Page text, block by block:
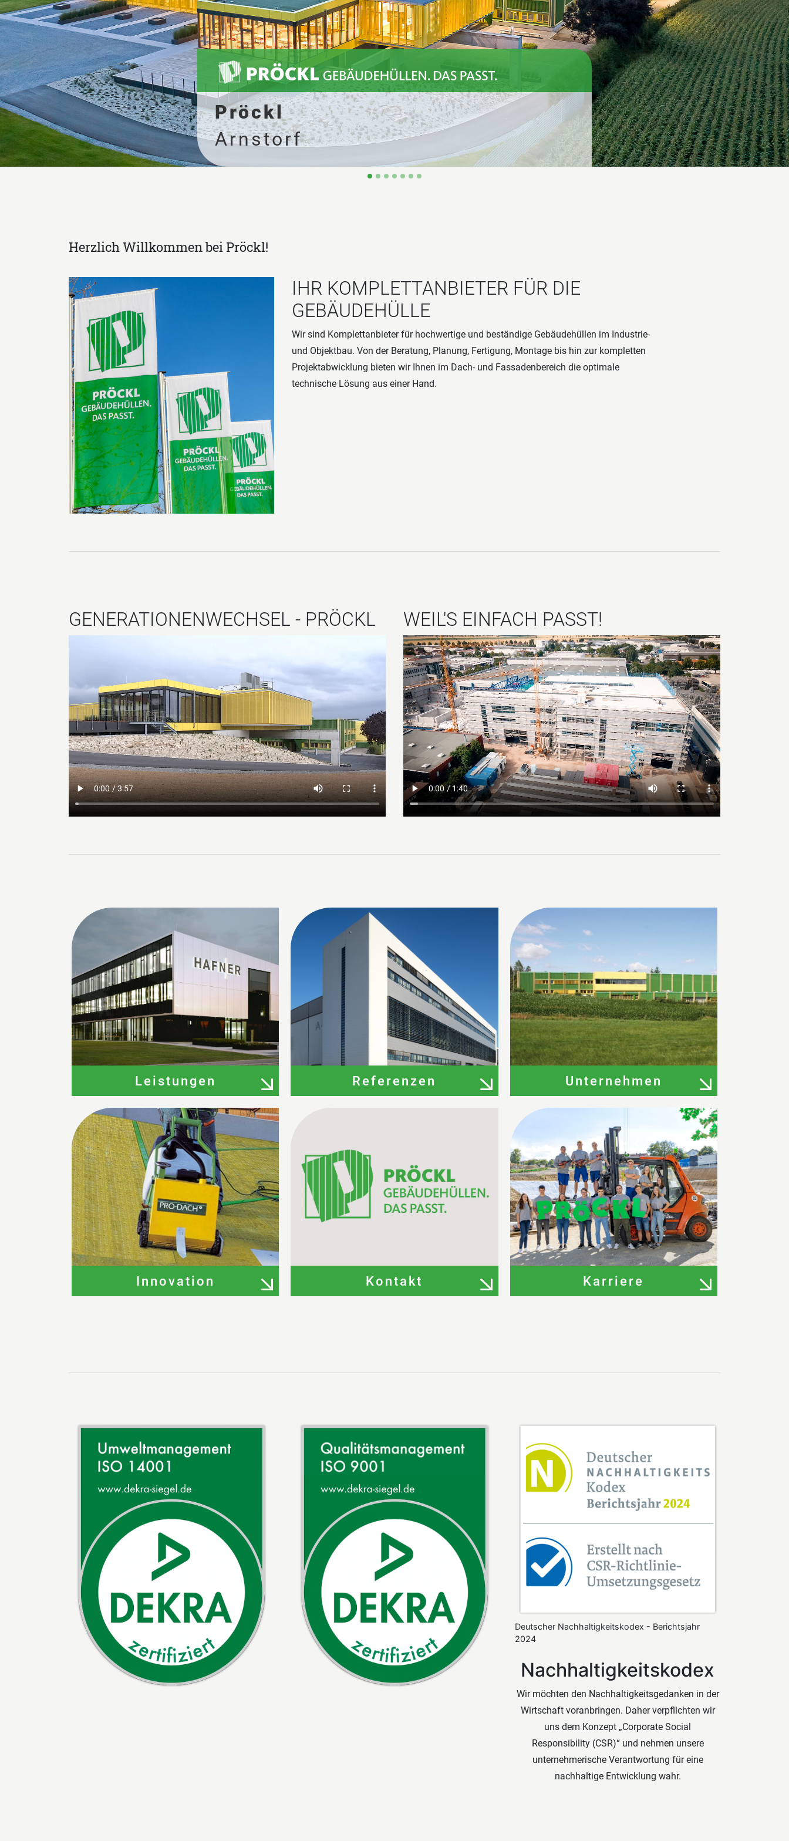
Flottweg
Vilsbiburg
Herzlich Willkommen bei Pröckl!
IHR KOMPLETTANBIETER FÜR DIE
GEBÄUDEHÜLLE
Wir sind Komplettanbieter für hochwertige und beständige Gebäudehüllen im Industrie-
und Objektbau. Von der Beratung, Planung, Fertigung, Montage bis hin zur kompletten
Projektabwicklung bieten wir Ihnen im Dach- und Fassadenbereich die optimale
technische Lösung aus einer Hand.
GENERATIONENWECHSEL - PRÖCKL WEIL'S EINFACH PASST!
Leistungen Referenzen Unternehmen
Innovation Kontakt Karriere
Deutscher Nachhaltigkeitskodex - Berichtsjahr
2024
Nachhaltigkeitskodex
Wir möchten den Nachhaltigkeitsgedanken in der
Wirtschaft voranbringen. Daher verpﬂichten wir
uns dem Konzept „Corporate Social
Responsibility (CSR)“ und nehmen unsere
unternehmerische Verantwortung für eine
nachhaltige Entwicklung wahr.